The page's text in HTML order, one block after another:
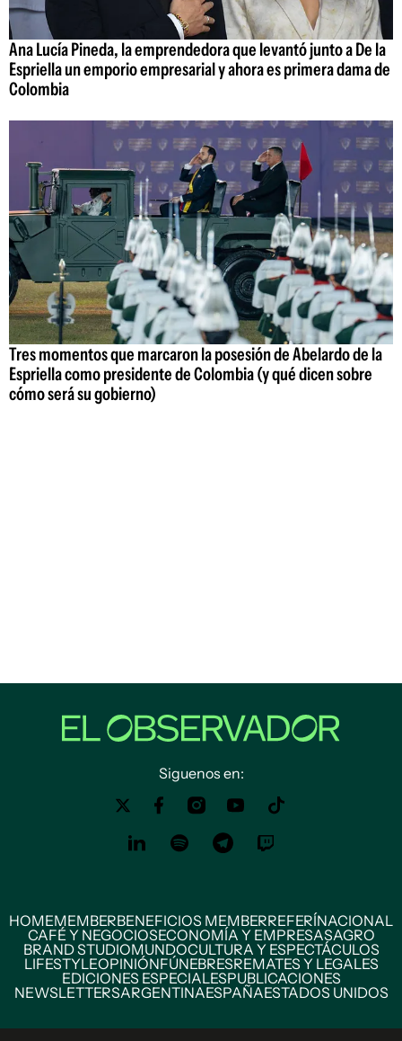
Ana Lucía Pineda, la emprendedora que levantó junto a De la
Espriella un emporio empresarial y ahora es primera dama de
Colombia
Tres momentos que marcaron la posesión de Abelardo de la
Espriella como presidente de Colombia (y qué dicen sobre
cómo será su gobierno)
Siguenos en:
HOMEMEMBERBENEFICIOS MEMBERREFERÍNACIONAL
CAFÉ Y NEGOCIOSECONOMÍA Y EMPRESASAGRO
BRAND STUDIOMUNDOCULTURA Y ESPECTÁCULOS
LIFESTYLEOPINIÓNFÚNEBRESREMATES Y LEGALES
EDICIONES ESPECIALESPUBLICACIONES
NEWSLETTERSARGENTINAESPAÑAESTADOS UNIDOS